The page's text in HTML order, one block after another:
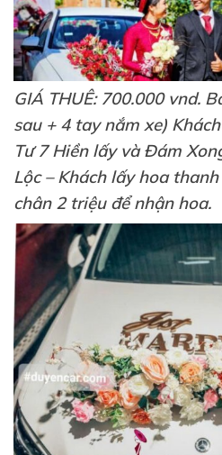
GIÁ THUÊ: 700.000 vnd.
sau + 4 tay nắm xe)
Tư 7 Hiền lấy và Đám
Lộc – Khách lấy hoa
chân 2 triệu để nhận hoa.